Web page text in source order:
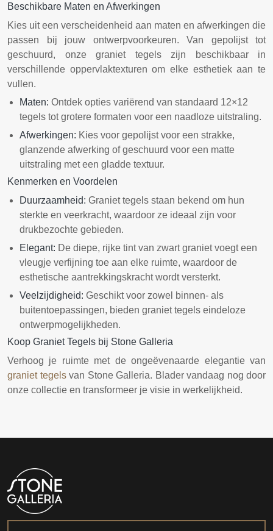
Beschikbare Maten en Afwerkingen
Kies uit een verscheidenheid aan maten en afwerkingen die
passen bij jouw ontwerpvoorkeuren. Van gepolijst tot
geschuurd, onze graniet tegels zijn beschikbaar in
verschillende oppervlaktexturen om elke esthetiek aan te
vullen.
Maten: Ontdek opties variërend van standaard 12×12
tegels tot grotere formaten voor een naadloze uitstraling.
Afwerkingen: Kies voor gepolijst voor een strakke,
glanzende afwerking of geschuurd voor een matte
uitstraling met een gladde textuur.
Kenmerken en Voordelen
Duurzaamheid: Graniet tegels staan bekend om hun
sterkte en veerkracht, waardoor ze ideaal zijn voor
drukbezochte gebieden.
Elegant: De diepe, rijke tint van zwart graniet voegt een
vleugje verfijning toe aan elke ruimte, waardoor de
esthetische aantrekkingskracht wordt versterkt.
Veelzijdigheid: Geschikt voor zowel binnen- als
buitentoepassingen, bieden graniet tegels eindeloze
ontwerpmogelijkheden.
Koop Graniet Tegels bij Stone Galleria
Verhoog je ruimte met de ongeëvenaarde elegantie van
graniet tegelsvan Stone Galleria. Blader vandaag nog door
onze collectie en transformeer je visie in werkelijkheid.